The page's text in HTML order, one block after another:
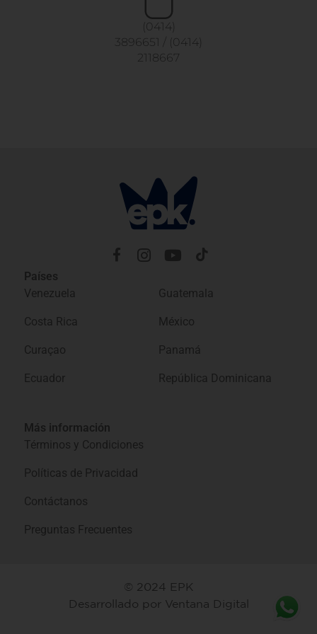
(0414)
3896651
(0414)
2118667
Países
Venezuela
Costa Rica
Curaçao
Ecuador
Guatemala
México
Panamá
República Dominicana
Más información
Términos y Condiciones
Políticas de Privacidad
Contáctanos
Preguntas Frecuentes
© 2024 EPK
Desarrollado por Ventana Digital